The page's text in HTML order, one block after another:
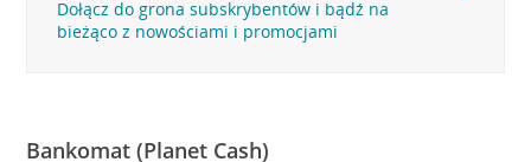
Dołącz do grona subskrybentów i bądź na
bieżąco z nowościami i promocjami
Bankomat (Planet Cash)